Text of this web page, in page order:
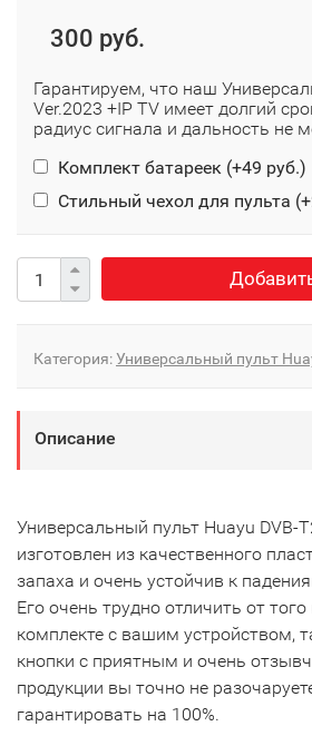
300 руб.
Гарантируем, что наш
Ver.2023 +IP TV имеет долгий
радиус сигнала и дальность не
Комплект батареек (+49 руб.)
Стильный чехол для пульта (+
Категория:Универсальный пульт
Описание
Универсальный пульт Huayu DVB-
изготовлен из качественного
запаха и очень устойчив к
Его очень трудно отличить от
комплекте с вашим устройством,
кнопки с приятным и очень
продукции вы точно не
гарантировать на 100%.